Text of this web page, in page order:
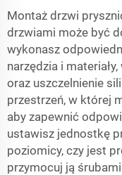
Montaż drzwi
drzwiami może być
wykonasz
narzędzia i
oraz uszczelnienie
przestrzeń, w której
aby zapewnić
ustawisz jednostkę
poziomicy, czy jest
przymocuj ją